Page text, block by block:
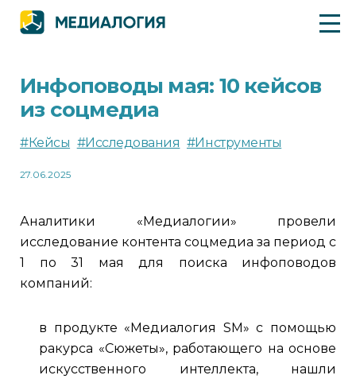
Инфоповоды мая: 10 кейсов
из соцмедиа
#Кейсы #Исследования #Инструменты
27.06.2025
Аналитики «Медиалогии» провели
исследование контента соцмедиа за период с
1 по 31 мая для поиска инфоповодов
компаний:
в продукте «Медиалогия SM» с помощью
ракурса «Сюжеты», работающего на основе
искусственного интеллекта, нашли